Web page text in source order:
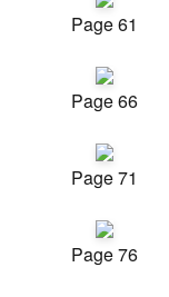
Page 61
Page 66
Page 71
Page 76